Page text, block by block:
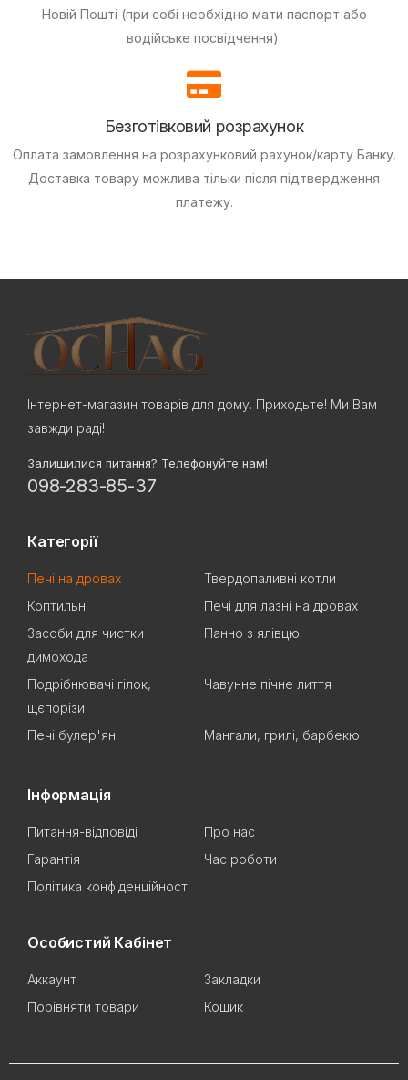
Новій Пошті (при собі необхідно мати паспорт або
водійське посвідчення).
Безготівковий розрахунок
Оплата замовлення на розрахунковий рахунок/карту Банку.
Доставка товару можлива тільки після підтвердження
платежу.
Інтернет-магазин товарів для дому. Приходьте! Ми Вам
завжди раді!
Залишилися питання? Телефонуйте нам!
098-283-85-37
Категорії
Печі на дровах
Твердопаливні котли
Коптильні
Печі для лазні на дровах
Засоби для чистки
димохода
Панно з ялівцю
Подрібнювачі гілок,
щєпорізи
Чавунне пічне лиття
Печі булер'ян Мангали, грилі, барбекю
Інформація
Питання-відповіді
Про нас
Гарантія
Час роботи
Політика конфіденційності
Особистий Кабінет
Аккаунт
Закладки
Порівняти товари
Кошик